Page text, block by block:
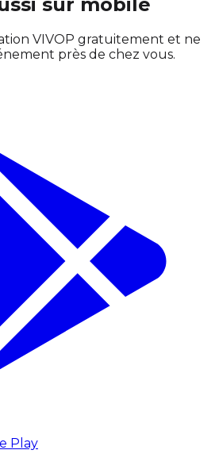
VIVOP gratuitement et ne
près de chez vous.
Play